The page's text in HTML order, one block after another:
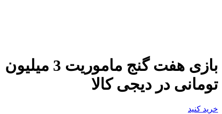
بازی هفت گنج ماموريت 3 میلیون
تومانی در دیجی کالا
خرید کنید